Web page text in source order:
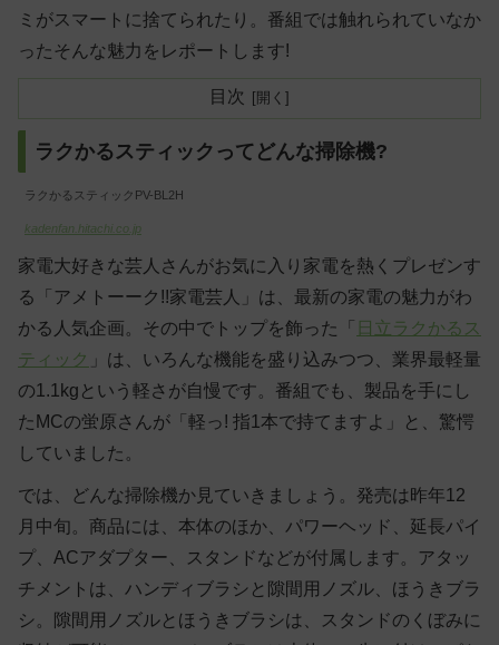
ミがスマートに捨てられたり。番組では触れられていなか
ったそんな魅力をレポートします!
目次
ラクかるスティックってどんな掃除機?
ラクかるスティックPV-BL2H
kadenfan.hitachi.co.jp
家電大好きな芸人さんがお気に入り家電を熱くプレゼンす
る「アメトーーク!!家電芸人」は、最新の家電の魅力がわ
かる人気企画。その中でトップを飾った「 日立ラクかるス
ティック 」は、いろんな機能を盛り込みつつ、業界最軽量
の1.1kgという軽さが自慢です。番組でも、製品を手にし
たMCの蛍原さんが「軽っ! 指1本で持てますよ」と、驚愕
していました。
では、どんな掃除機か見ていきましょう。発売は昨年12
月中旬。商品には、本体のほか、パワーヘッド、延長パイ
プ、ACアダプター、スタンドなどが付属します。アタッ
チメントは、ハンディブラシと隙間用ノズル、ほうきブラ
シ。隙間用ノズルとほうきブラシは、スタンドのくぼみに